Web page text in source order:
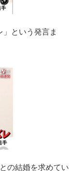
という発言ま
の結婚を求めてい